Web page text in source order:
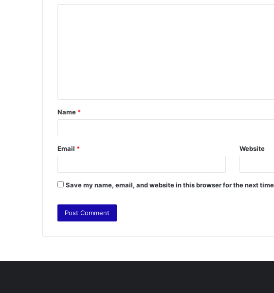
t
*
Name *
Email * Website
Save my name, email, and website in this browser for the next